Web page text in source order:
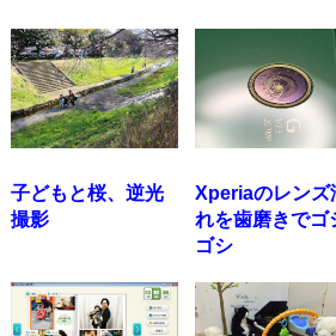
子どもと桜、逆光
撮影
Xperiaのレンズ
れを歯磨きでゴ
ゴシ